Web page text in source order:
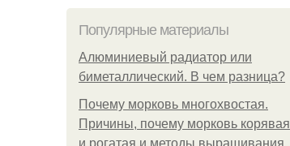
Популярные материалы
Алюминиевый радиатор или
биметаллический. В чем разница?
Почему морковь многохвостая.
Причины, почему морковь корявая
и рогатая и методы выращивания